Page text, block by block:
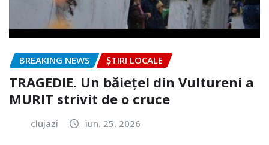
BREAKING NEWS ȘTIRI LOCALE
TRAGEDIE. Un băiețel din Vultureni a
MURIT strivit de o cruce
clujazi iun. 25, 2026